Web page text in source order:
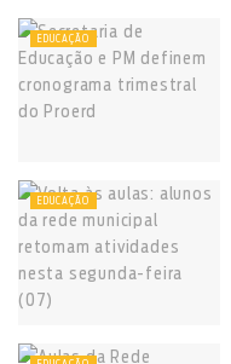
EDUCAÇÃO
EDUCAÇÃO